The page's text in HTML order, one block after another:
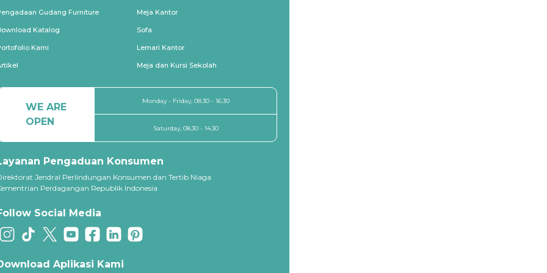
Gudang Furniture
Katalog
Kami
Meja Kantor
Sofa
Lemari Kantor
Meja dan Kursi Sekolah
WE ARE
OPEN
Monday - Friday, 08.30 - 16.30
Saturday, 08.30 - 14.30
Pengaduan Konsumen
Jendral Perlindungan Konsumen dan Tertib Niaga
Perdagangan Republik Indonesia
Social Media
Aplikasi Kami